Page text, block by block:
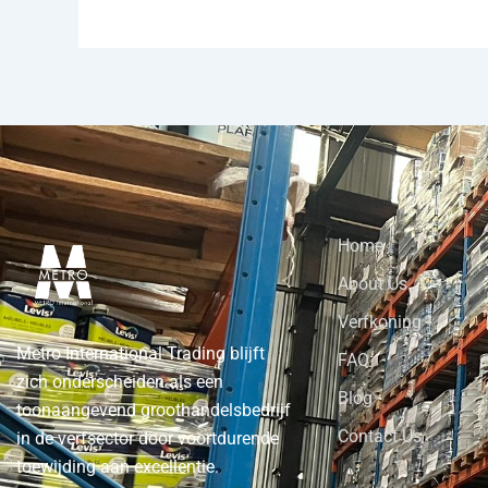
Metro International Trading blijft
zich onderscheiden als een
toonaangevend groothandelsbedrijf
in de verfsector door voortdurende
toewijding aan excellentie.
Home
About Us
Verfkoning
FAQ
Blog
Contact Us